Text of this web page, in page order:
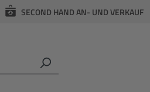
SECOND HAND AN- UND VERKAUF